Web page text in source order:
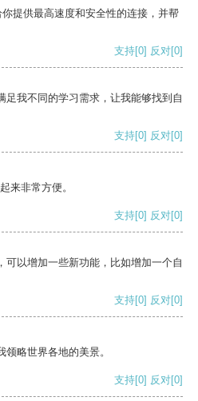
提供最高速度和安全性的连接，并帮
支持[0] 反对[0]
足我不同的学习需求，让我能够找到自
支持[0] 反对[0]
来非常方便。
支持[0] 反对[0]
可以增加一些新功能，比如增加一个自
支持[0] 反对[0]
略世界各地的美景。
支持[0] 反对[0]